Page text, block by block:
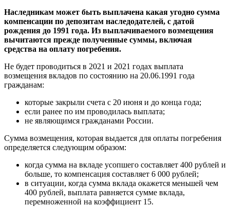
Наследникам может быть выплачена какая угодно сумма
компенсации по депозитам наследодателей, с датой
рождения до 1991 года. Из выплачиваемого возмещения
вычитаются прежде полученные суммы, включая
средства на оплату погребения.
Не будет проводиться в 2021 и 2021 годах выплата
возмещения вкладов по состоянию на 20.06.1991 года
гражданам:
которые закрыли счета с 20 июня и до конца года;
если ранее по им проводилась выплата;
не являющимся гражданами России.
Сумма возмещения, которая выдается для оплаты погребения
определяется следующим образом:
когда сумма на вкладе усопшего составляет 400 рублей и
больше, то компенсация составляет 6 000 рублей;
в ситуации, когда сумма вклада окажется меньшей чем
400 рублей, выплата равняется сумме вклада,
перемноженной на коэффициент 15.